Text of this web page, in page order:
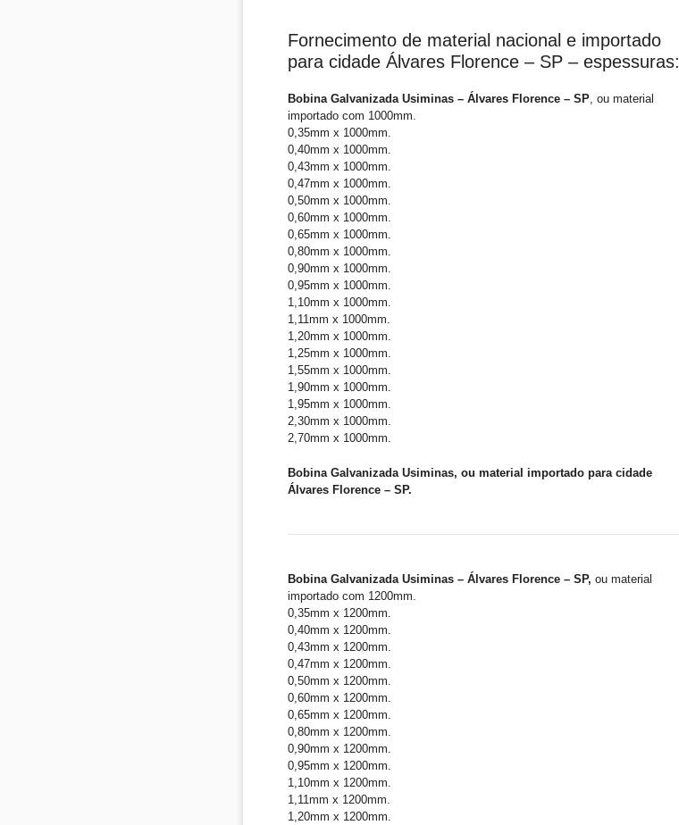
Fornecimento de material nacional e importado
para cidade Álvares Florence – SP – espessuras:
Bobina Galvanizada Usiminas – Álvares Florence – SP, ou material
importado com 1000mm.
0,35mm x 1000mm.
0,40mm x 1000mm.
0,43mm x 1000mm.
0,47mm x 1000mm.
0,50mm x 1000mm.
0,60mm x 1000mm.
0,65mm x 1000mm.
0,80mm x 1000mm.
0,90mm x 1000mm.
0,95mm x 1000mm.
1,10mm x 1000mm.
1,11mm x 1000mm.
1,20mm x 1000mm.
1,25mm x 1000mm.
1,55mm x 1000mm.
1,90mm x 1000mm.
1,95mm x 1000mm.
2,30mm x 1000mm.
2,70mm x 1000mm.
Bobina Galvanizada Usiminas, ou material importado para cidade
Álvares Florence – SP.
Bobina Galvanizada Usiminas – Álvares Florence – SP, ou material
importado com 1200mm.
0,35mm x 1200mm.
0,40mm x 1200mm.
0,43mm x 1200mm.
0,47mm x 1200mm.
0,50mm x 1200mm.
0,60mm x 1200mm.
0,65mm x 1200mm.
0,80mm x 1200mm.
0,90mm x 1200mm.
0,95mm x 1200mm.
1,10mm x 1200mm.
1,11mm x 1200mm.
1,20mm x 1200mm.